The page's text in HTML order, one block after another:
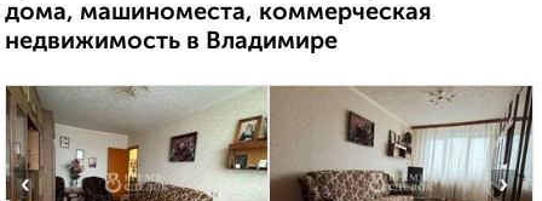
дома, машиноместа, коммерческая
недвижимость в Владимире
‹ ›